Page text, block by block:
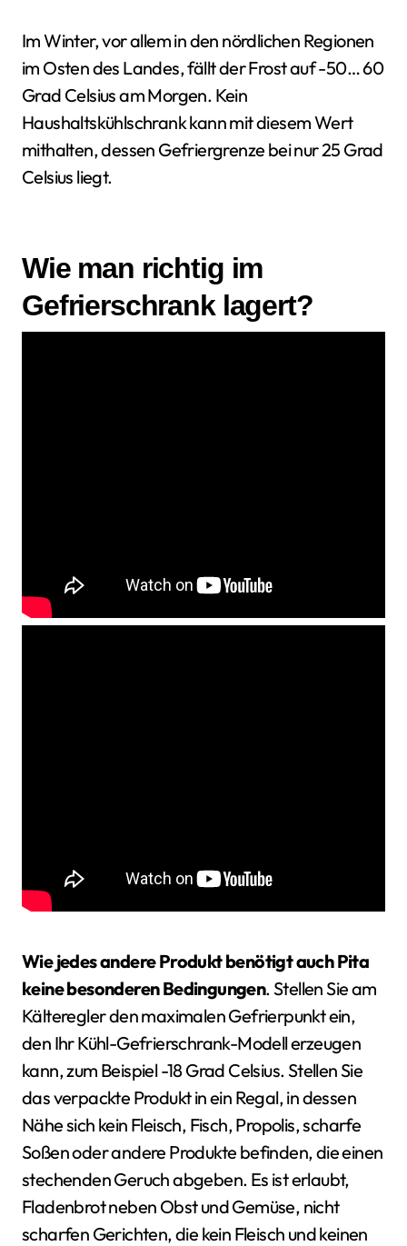
Im Winter, vor allem in den nördlichen Regionen
im Osten des Landes, fällt der Frost auf -50… 60
Grad Celsius am Morgen. Kein
Haushaltskühlschrank kann mit diesem Wert
mithalten, dessen Gefriergrenze bei nur 25 Grad
Celsius liegt.
Wie man richtig im
Gefrierschrank lagert?
Wie jedes andere Produkt benötigt auch Pita
keine besonderen Bedingungen. Stellen Sie am
Kälteregler den maximalen Gefrierpunkt ein,
den Ihr Kühl-Gefrierschrank-Modell erzeugen
kann, zum Beispiel -18 Grad Celsius. Stellen Sie
das verpackte Produkt in ein Regal, in dessen
Nähe sich kein Fleisch, Fisch, Propolis, scharfe
Soßen oder andere Produkte befinden, die einen
stechenden Geruch abgeben. Es ist erlaubt,
Fladenbrot neben Obst und Gemüse, nicht
scharfen Gerichten, die kein Fleisch und keinen